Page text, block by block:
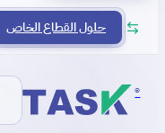
حلول القطاع الخاص
®